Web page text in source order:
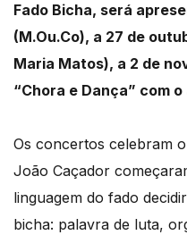
Fado Bicha, será
(M.Ou.Co), a 27 de
Maria Matos), a 2 de
“Chora e Dança” com
Os concertos celebram
João Caçador
linguagem do fado
bicha: palavra de luta,